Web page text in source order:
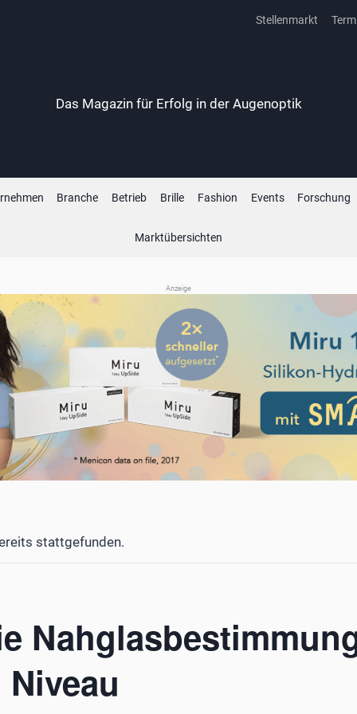
Stellenmarkt
Das Magazin für Erfolg in der Augenoptik
Branche Betrieb Brille Fashion Events Forschung
Marktübersichten
Anzeige
stattgefunden.